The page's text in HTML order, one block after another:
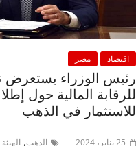
اقتصاد مصر
رئيس الوزراء يستعرض
للرقابة المالية حول
للاستثمار في الذهب
25 يناير، 2024 الذهب,